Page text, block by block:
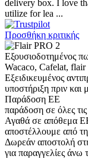
delivery box. I love
utilize for lea ...
Προσθήκη κριτικής
Εξουσιοδοτημένος
Wacaco, Cafelat, flair
Εξειδικευμένος
υποστήριξη πριν και
Παράδοση ΕΕ
παράδοση σε όλες
Αγαθά σε απόθεμα
αποστέλλουμε από
Δωρεάν αποστολή
για παραγγελίες